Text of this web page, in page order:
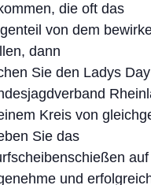
die oft das
von dem
dann
Sie den Ladys
Kreis von
Sie das
und